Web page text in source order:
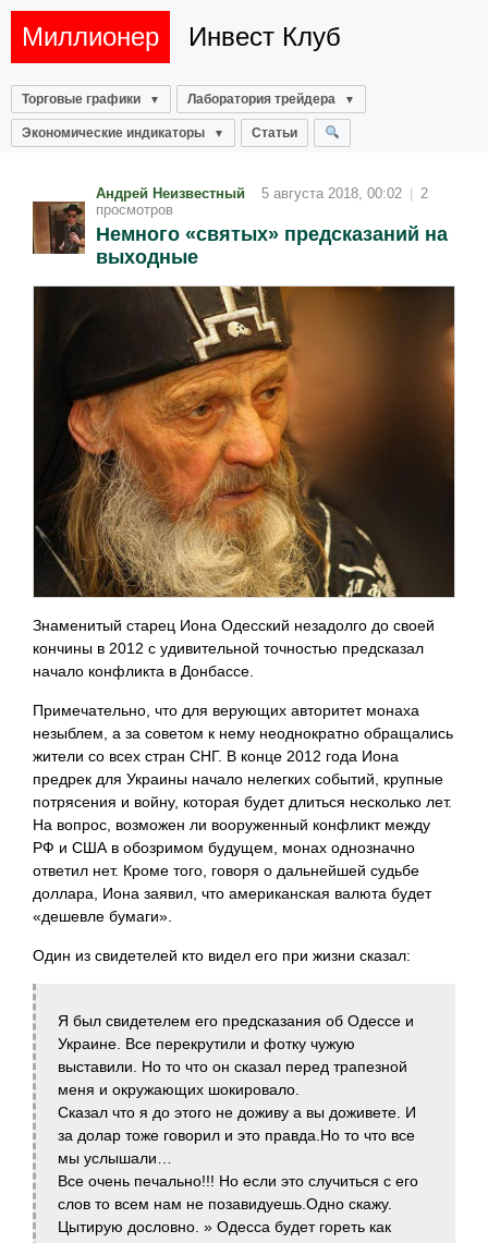
Миллионер Инвест Клуб
Торговые графики Лаборатория трейдера
Экономические индикаторы Статьи
Андрей Неизвестный 5 августа 2018, 00:02
2
просмотров
Немного «святых» предсказаний на
выходные
Знаменитый старец Иона Одесский незадолго до своей
кончины в 2012 с удивительной точностью предсказал
начало конфликта в Донбассе.
Примечательно, что для верующих авторитет монаха
незыблем, а за советом к нему неоднократно обращались
жители со всех стран СНГ. В конце 2012 года Иона
предрек для Украины начало нелегких событий, крупные
потрясения и войну, которая будет длиться несколько лет.
На вопрос, возможен ли вооруженный конфликт между
РФ и США в обозримом будущем, монах однозначно
ответил нет. Кроме того, говоря о дальнейшей судьбе
доллара, Иона заявил, что американская валюта будет
«дешевле бумаги».
Один из свидетелей кто видел его при жизни сказал:
Я был свидетелем его предсказания об Одессе и
Украине. Все перекрутили и фотку чужую
выставили. Но то что он сказал перед трапезной
меня и окружающих шокировало.
Сказал что я до этого не доживу а вы доживете. И
за долар тоже говорил и это правда.Но то что все
мы услышали…
Все очень печально!!! Но если это случиться с его
слов то всем нам не позавидуешь.Одно скажу.
Цытирую дословно. » Одесса будет гореть как